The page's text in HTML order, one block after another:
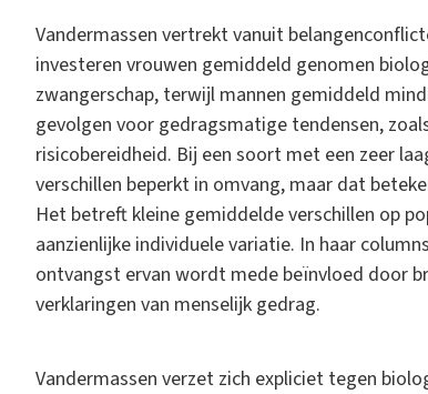
Vandermassen vertrekt vanuit
investeren vrouwen gemiddeld genomen
zwangerschap, terwijl mannen gemiddeld
gevolgen voor gedragsmatige tendensen,
risicobereidheid. Bij een soort met een zeer
verschillen beperkt in omvang, maar dat
Het betreft kleine gemiddelde verschillen op
aanzienlijke individuele variatie. In haar
ontvangst ervan wordt mede beïnvloed door
verklaringen van menselijk gedrag.
Vandermassen verzet zich expliciet tegen